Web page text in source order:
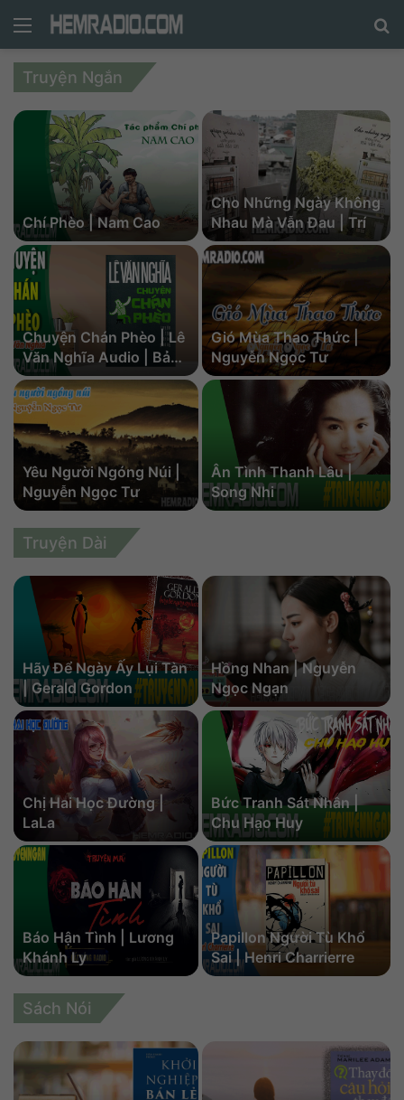
Menu
Truyện Ngắn
Chí Phèo | Nam Cao
Cho Những Ngày Không
Nhau Mà Vẫn Đau | Trí
Chuyện Chán Phèo | Lê
Văn Nghĩa Audio | Bản
Full 8 Phần
Gió Mùa Thao Thức |
Nguyễn Ngọc Tư
Yêu Người Ngóng Núi |
Nguyễn Ngọc Tư
Ân Tình Thanh Lâu |
Song Nhi
Truyện Dài
Hãy Để Ngày Ấy Lụi Tàn
| Gerald Gordon
Hồng Nhan | Nguyễn
Ngọc Ngạn
Chị Hai Học Đường |
LaLa
Bức Tranh Sát Nhân |
Chu Hạo Huy
Báo Hận Tình | Lương
Khánh Ly
Papillon Người Tù Khổ
Sai | Henri Charrierre
Sách Nói